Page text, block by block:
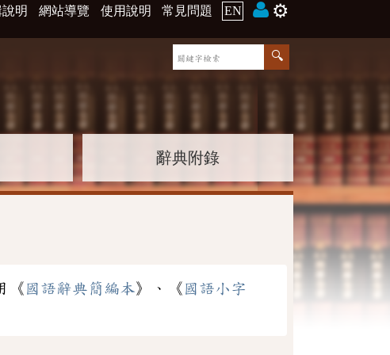
明 網站導覽 使用說明 常見問題 EN ⚙️
辭典附錄
《 國語辭典簡編本》、《 國語小字